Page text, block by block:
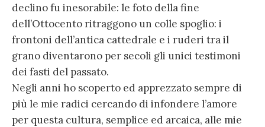
declino fu inesorabile: le foto della fine
dell’Ottocento ritraggono un colle spoglio: i
frontoni dell’antica cattedrale e i ruderi tra il
grano diventarono per secoli gli unici testimoni
dei fasti del passato.
Negli anni ho scoperto ed apprezzato sempre di
più le mie radici cercando di infondere l’amore
per questa cultura, semplice ed arcaica, alle mie